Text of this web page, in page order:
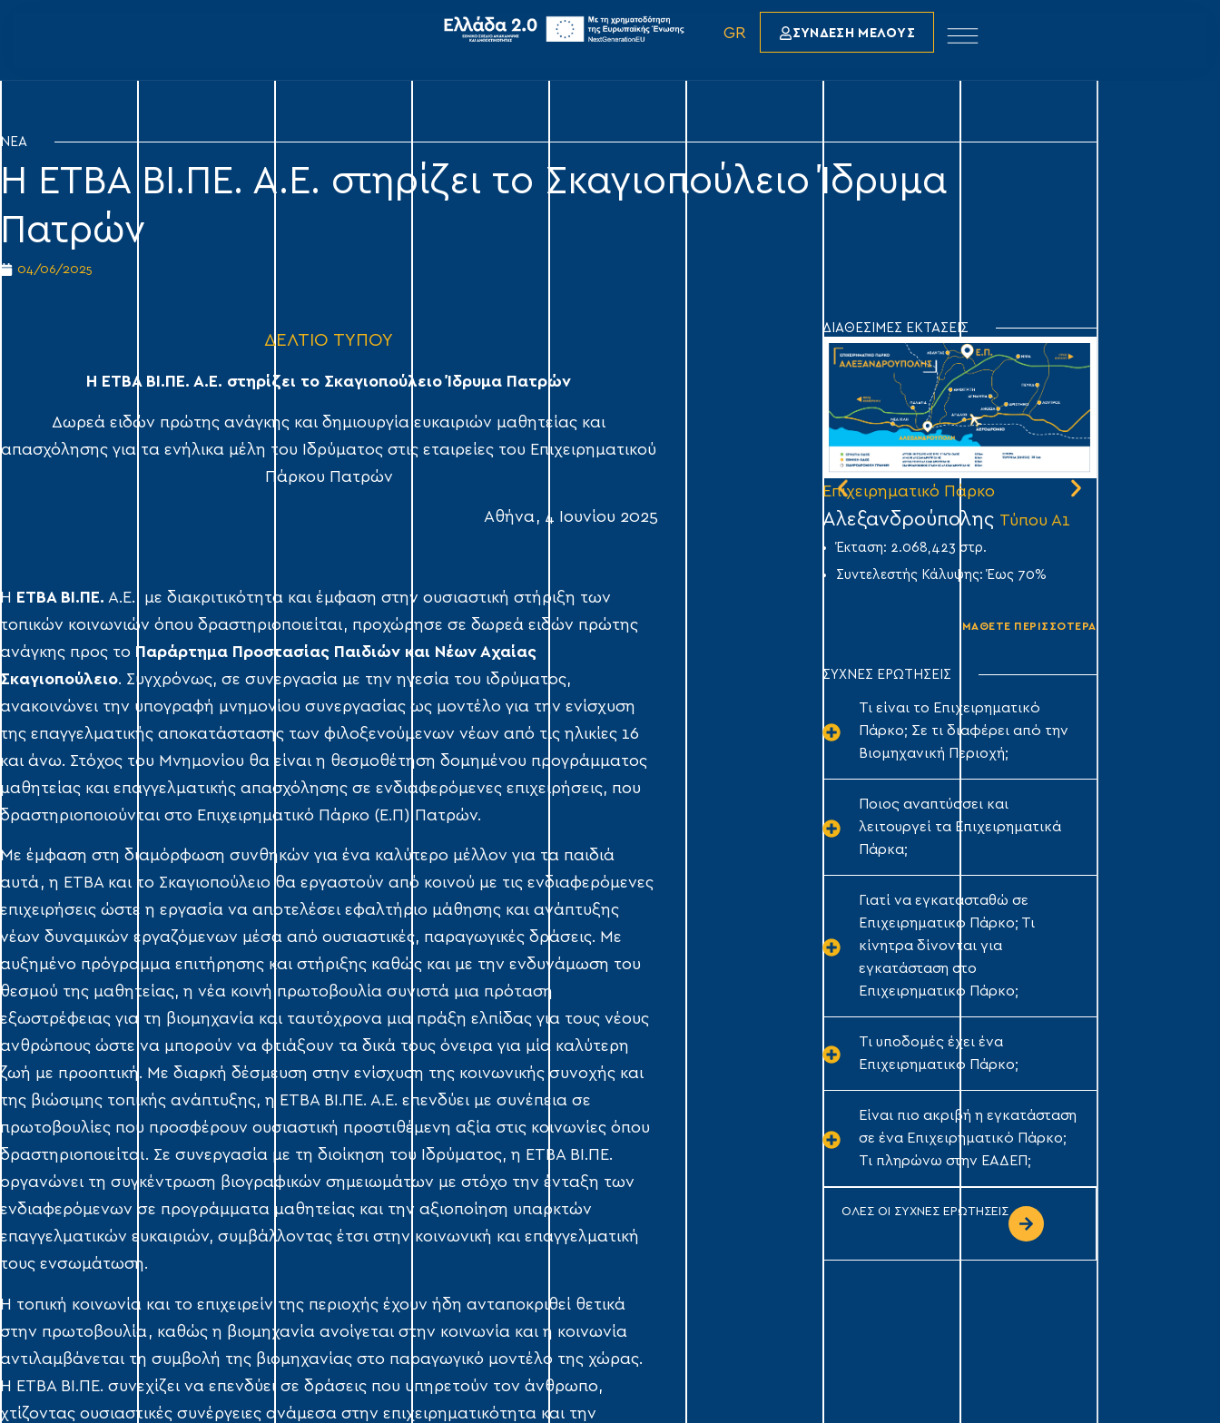
GR ΣΥΝΔΕΣΗ ΜΕΛΟΥΣ
ΝΕΑ
Η ΕΤΒΑ ΒΙ.ΠΕ. Α.Ε. στηρίζει το Σκαγιοπούλειο Ίδρυμα
Πατρών
04/06/2025
ΔΕΛΤΙΟ ΤΥΠΟΥ
Η ΕΤΒΑ ΒΙ.ΠΕ. Α.Ε. στηρίζει το Σκαγιοπούλειο Ίδρυμα Πατρών
Δωρεά ειδών πρώτης ανάγκης και δημιουργία ευκαιριών μαθητείας και
απασχόλησης για τα ενήλικα μέλη του Ιδρύματος στις εταιρείες του Επιχειρηματικού
Πάρκου Πατρών
Αθήνα, 4 Ιουνίου 2025
Η ΕΤΒΑ ΒΙ.ΠΕ. Α.Ε., με διακριτικότητα και έμφαση στην ουσιαστική στήριξη των
τοπικών κοινωνιών όπου δραστηριοποιείται, προχώρησε σε δωρεά ειδών πρώτης
ανάγκης προς το Παράρτημα Προστασίας Παιδιών και Νέων Αχαίας
Σκαγιοπούλειο. Συγχρόνως, σε συνεργασία με την ηγεσία του ιδρύματος,
ανακοινώνει την υπογραφή μνημονίου συνεργασίας ως μοντέλο για την ενίσχυση
της επαγγελματικής αποκατάστασης των φιλοξενούμενων νέων από τις ηλικίες 16
και άνω. Στόχος του Μνημονίου θα είναι η θεσμοθέτηση δομημένου προγράμματος
μαθητείας και επαγγελματικής απασχόλησης σε ενδιαφερόμενες επιχειρήσεις, που
δραστηριοποιούνται στο Επιχειρηματικό Πάρκο (Ε.Π) Πατρών.
Με έμφαση στη διαμόρφωση συνθηκών για ένα καλύτερο μέλλον για τα παιδιά
αυτά, η ΕΤΒΑ και το Σκαγιοπούλειο θα εργαστούν από κοινού με τις ενδιαφερόμενες
επιχειρήσεις ώστε η εργασία να αποτελέσει εφαλτήριο μάθησης και ανάπτυξης
νέων δυναμικών εργαζόμενων μέσα από ουσιαστικές, παραγωγικές δράσεις. Με
αυξημένο πρόγραμμα επιτήρησης και στήριξης καθώς και με την ενδυνάμωση του
θεσμού της μαθητείας, η νέα κοινή πρωτοβουλία συνιστά μια πρόταση
εξωστρέφειας για τη βιομηχανία και ταυτόχρονα μια πράξη ελπίδας για τους νέους
ανθρώπους ώστε να μπορούν να φτιάξουν τα δικά τους όνειρα για μία καλύτερη
ζωή με προοπτική. Με διαρκή δέσμευση στην ενίσχυση της κοινωνικής συνοχής και
της βιώσιμης τοπικής ανάπτυξης, η ΕΤΒΑ ΒΙ.ΠΕ. Α.Ε. επενδύει με συνέπεια σε
πρωτοβουλίες που προσφέρουν ουσιαστική προστιθέμενη αξία στις κοινωνίες όπου
δραστηριοποιείται. Σε συνεργασία με τη διοίκηση του Ιδρύματος, η ΕΤΒΑ ΒΙ.ΠΕ.
οργανώνει τη συγκέντρωση βιογραφικών σημειωμάτων με στόχο την ένταξη των
ενδιαφερόμενων σε προγράμματα μαθητείας και την αξιοποίηση υπαρκτών
επαγγελματικών ευκαιριών, συμβάλλοντας έτσι στην κοινωνική και επαγγελματική
τους ενσωμάτωση.
Η τοπική κοινωνία και το επιχειρείν της περιοχής έχουν ήδη ανταποκριθεί θετικά
στην πρωτοβουλία, καθώς η βιομηχανία ανοίγεται στην κοινωνία και η κοινωνία
αντιλαμβάνεται τη συμβολή της βιομηχανίας στο παραγωγικό μοντέλο της χώρας.
Η ΕΤΒΑ ΒΙ.ΠΕ. συνεχίζει να επενδύει σε δράσεις που υπηρετούν τον άνθρωπο,
χτίζοντας ουσιαστικές συνέργειες ανάμεσα στην επιχειρηματικότητα και την
ΔΙΑΘΕΣΙΜΕΣ ΕΚΤΑΣΕΙΣ
Επιχειρηματικό Πάρκο
Αλεξανδρούπολης Τύπου Α1
Έκταση: 2.068,423 στρ.
Συντελεστής Κάλυψης: Έως 70%
ΜΑΘΕΤΕ ΠΕΡΙΣΣΟΤΕΡΑ
ΣΥΧΝΕΣ ΕΡΩΤΗΣΕΙΣ
Τι είναι το Επιχειρηματικό
Πάρκο; Σε τι διαφέρει από την
Βιομηχανική Περιοχή;
Ποιος αναπτύσσει και
λειτουργεί τα Επιχειρηματικά
Πάρκα;
Γιατί να εγκατασταθώ σε
Επιχειρηματικό Πάρκο; Τι
κίνητρα δίνονται για
εγκατάσταση στο
Επιχειρηματικό Πάρκο;
Τι υποδομές έχει ένα
Επιχειρηματικό Πάρκο;
Είναι πιο ακριβή η εγκατάσταση
σε ένα Επιχειρηματικό Πάρκο;
Τι πληρώνω στην ΕΑΔΕΠ;
ΟΛΕΣ ΟΙ ΣΥΧΝΕΣ ΕΡΩΤΗΣΕΙΣ